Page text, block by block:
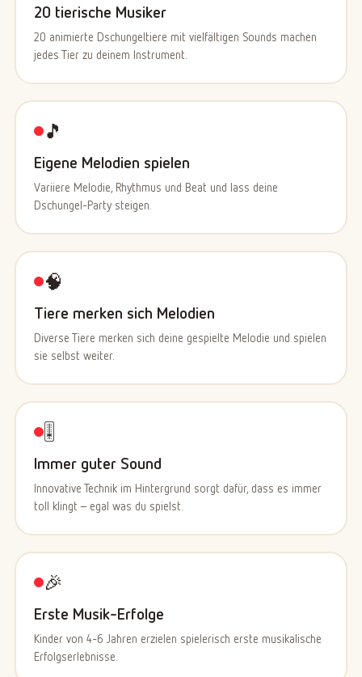
20 tierische Musiker
20 animierte Dschungeltiere mit vielfältigen Sounds machen
jedes Tier zu deinem Instrument.
🎵
Eigene Melodien spielen
Variiere Melodie, Rhythmus und Beat und lass deine
Dschungel-Party steigen.
🧠
Tiere merken sich Melodien
Diverse Tiere merken sich deine gespielte Melodie und spielen
sie selbst weiter.
🎚️
Immer guter Sound
Innovative Technik im Hintergrund sorgt dafür, dass es immer
toll klingt – egal was du spielst.
🎉
Erste Musik-Erfolge
Kinder von 4-6 Jahren erzielen spielerisch erste musikalische
Erfolgserlebnisse.